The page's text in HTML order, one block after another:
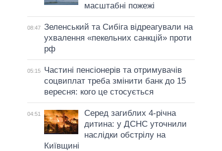
масштабні пожежі
08:47 Зеленський та Сибіга відреагували на
ухвалення «пекельних санкцій» проти
рф
05:15
Частині пенсіонерів та отримувачів
соцвиплат треба змінити банк до 15
вересня: кого це стосується
04:51
Серед загиблих 4-річна
дитина: у ДСНС уточнили
наслідки обстрілу на
Київщині